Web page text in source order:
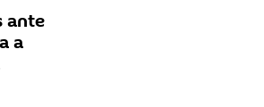
ante
a